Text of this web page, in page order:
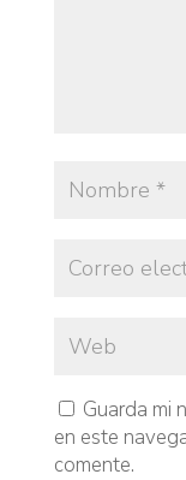
Guarda mi
en este
comente.